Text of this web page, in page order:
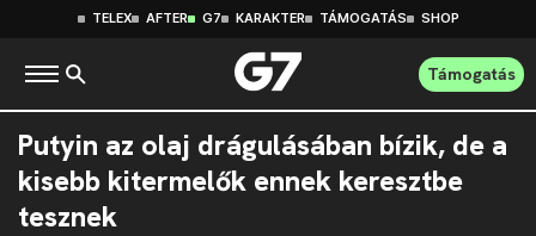
TELEX AFTER G7 KARAKTER TÁMOGATÁS SHOP
Támogatás
Putyin az olaj drágulásában bízik, de a
kisebb kitermelők ennek keresztbe
tesznek